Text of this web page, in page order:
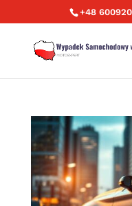
+48